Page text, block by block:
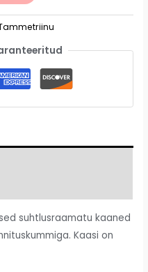
suhtlusraamatu kaaned
Kaasi on